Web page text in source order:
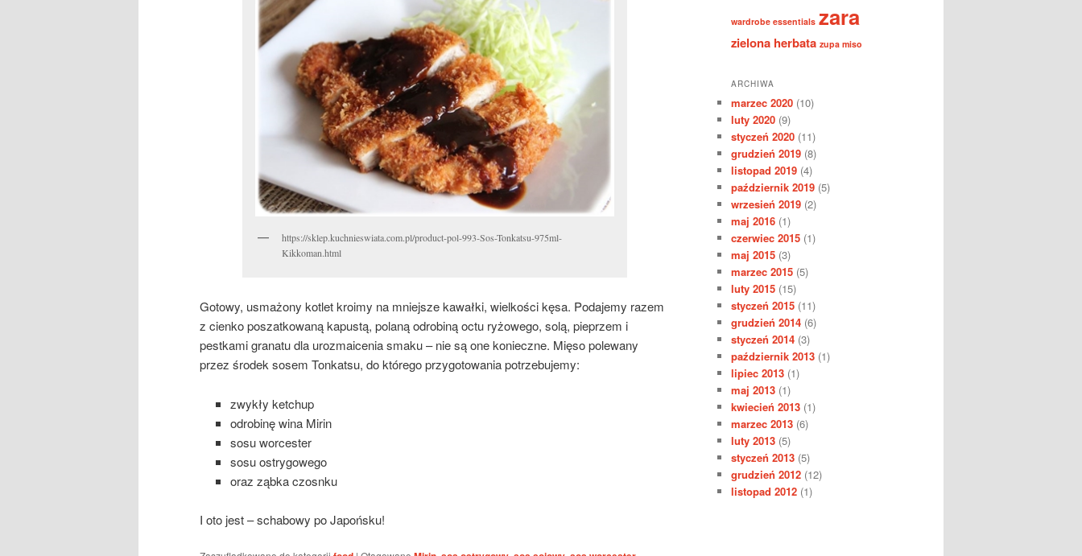
https://sklep.kuchnieswiata.com.pl/product-pol-993-Sos-Tonkatsu-975ml-
Kikkoman.html
Gotowy, usmażony kotlet kroimy na mniejsze kawałki, wielkości kęsa. Podajemy razem
z cienko poszatkowaną kapustą, polaną odrobiną octu ryżowego, solą, pieprzem i
pestkami granatu dla urozmaicenia smaku – nie są one konieczne. Mięso polewany
przez środek sosem Tonkatsu, do którego przygotowania potrzebujemy:
zwykły ketchup
odrobinę wina Mirin
sosu worcester
sosu ostrygowego
oraz ząbka czosnku
I oto jest – schabowy po Japońsku!
wardrobe essentials zara
zielona herbata zupa miso
ARCHIWA
marzec 2020 (10)
luty 2020 (9)
styczeń 2020 (11)
grudzień 2019 (8)
listopad 2019 (4)
październik 2019 (5)
wrzesień 2019 (2)
maj 2016 (1)
czerwiec 2015 (1)
maj 2015 (3)
marzec 2015 (5)
luty 2015 (15)
styczeń 2015 (11)
grudzień 2014 (6)
styczeń 2014 (3)
październik 2013 (1)
lipiec 2013 (1)
maj 2013 (1)
kwiecień 2013 (1)
marzec 2013 (6)
luty 2013 (5)
styczeń 2013 (5)
grudzień 2012 (12)
listopad 2012 (1)